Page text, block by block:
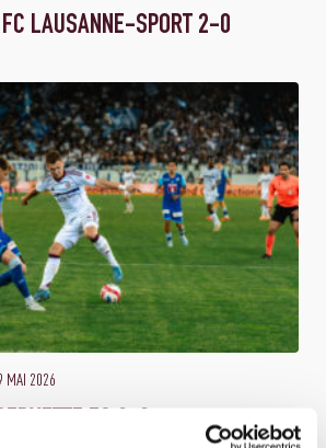
LAUSANNE-SPORT 2-0
MAI 2026